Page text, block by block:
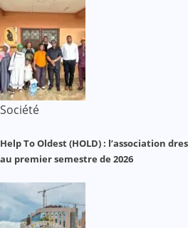
Société
Help To Oldest (HOLD) : l’association
au premier semestre de 2026